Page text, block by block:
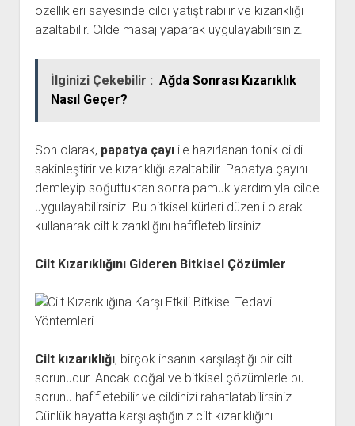
özellikleri sayesinde cildi yatıştırabilir ve kızarıklığı
azaltabilir. Cilde masaj yaparak uygulayabilirsiniz.
İlginizi Çekebilir : Ağda Sonrası Kızarıklık
Nasıl Geçer?
Son olarak, papatya çayıile hazırlanan tonik cildi
sakinleştirir ve kızarıklığı azaltabilir. Papatya çayını
demleyip soğuttuktan sonra pamuk yardımıyla cilde
uygulayabilirsiniz. Bu bitkisel kürleri düzenli olarak
kullanarak cilt kızarıklığını hafifletebilirsiniz.
Cilt Kızarıklığını Gideren Bitkisel Çözümler
Cilt kızarıklığı, birçok insanın karşılaştığı bir cilt
sorunudur. Ancak doğal ve bitkisel çözümlerle bu
sorunu hafifletebilir ve cildinizi rahatlatabilirsiniz.
Günlük hayatta karşılaştığınız cilt kızarıklığını